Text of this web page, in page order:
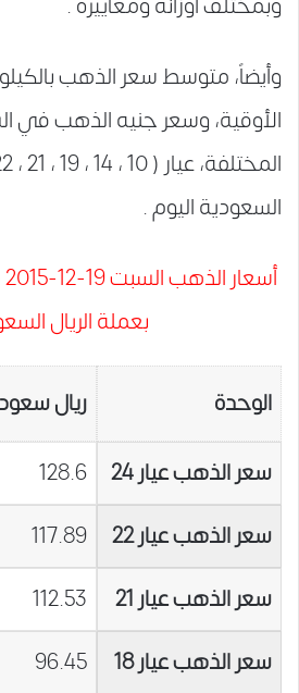
وأيضاً، متوسط سعر الذهب
الأوقية، وسعر جنيه الذهب في
السعودية اليوم .
بعملة الريال
الوحدة ريال
سعر الذهب عيار 24
128.6
سعر الذهب عيار 22
117.89
سعر الذهب عيار 21
112.53
سعر الذهب عيار 18
96.45